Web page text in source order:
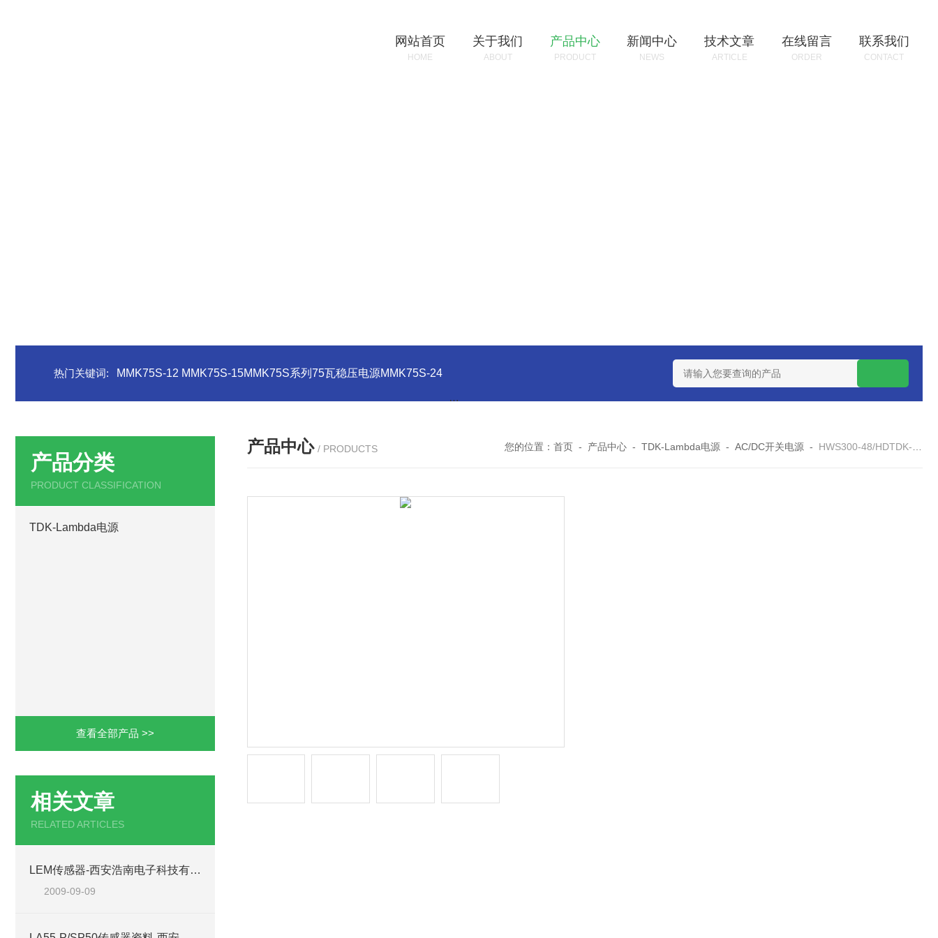
网站首页
HOME
关于我们
ABOUT
产品中心
PRODUCT
新闻中心
NEWS
技术文章
ARTICLE
在线留言
ORDER
联系我们
CONTACT
热门关键词: MMK75S-12 MMK75S-15MMK75S系列75瓦稳压电源MMK75S-24 MMK150S-15 MMK150S-5150W系列开关电源MMK150S-24 MMK150S-12
产品分类
PRODUCT CLASSIFICATION
TDK-Lambda电源
查看全部产品 >>
相关文章
RELATED ARTICLES
LEM传感器-西安浩南电子科技有限公司
2009-09-09
产品中心 / PRODUCTS 您的位置：首页 - 产品中心 -TDK-Lambda电源 -AC/DC开关电源 - HWS300-48/HDTDK-LAMBDA电源HWS300-24/HD